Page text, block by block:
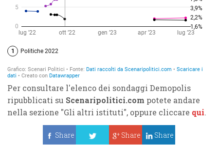
Per consultare l'elenco dei sondaggi Demopolis
ripubblicati su Scenaripolitici.com potete andare
nella sezione "Gli altri istituti", oppure cliccare qui.
Share
Share Share